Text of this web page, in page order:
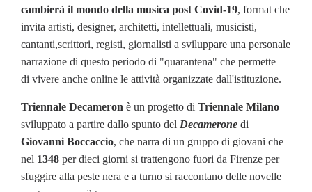
cambierà il mondo della musica post Covid-19, format che
invita artisti, designer, architetti, intellettuali, musicisti,
cantanti,scrittori, registi, giornalisti a sviluppare una personale
narrazione di questo periodo di "quarantena" che permette
di vivere anche online le attività organizzate dall'istituzione.
Triennale Decameron è un progetto di Triennale Milano
sviluppato a partire dallo spunto del Decamerone di
Giovanni Boccaccio, che narra di un gruppo di giovani che
nel 1348 per dieci giorni si trattengono fuori da Firenze per
sfuggire alla peste nera e a turno si raccontano delle novelle